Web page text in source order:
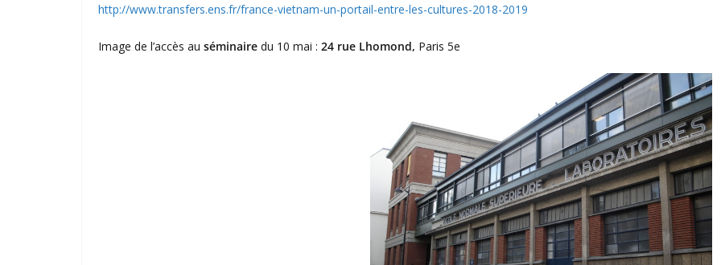
http://www.transfers.ens.fr/france-vietnam-un-portail-entre-les-cultures-2018-2019
Image de l’accès au séminaire du 10 mai : 24 rue Lhomond, Paris 5e